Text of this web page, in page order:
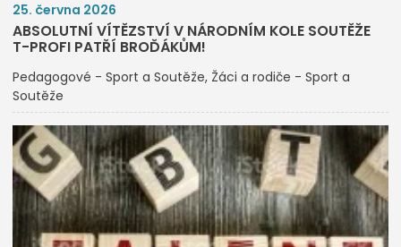
25. června 2026
ABSOLUTNÍ VÍTĚZSTVÍ V NÁRODNÍM KOLE SOUTĚŽE
T-PROFI PATŘÍ BROĎÁKŮM!
Pedagogové - Sport a Soutěže Žáci a rodiče - Sport a
Soutěže